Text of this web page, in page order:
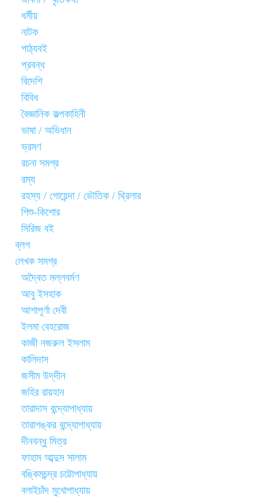
ধর্মীয়
নাটক
পাঠ্যবই
প্রবন্ধ
বিদেশি
বিবিধ
বৈজ্ঞানিক কল্পকাহিনী
ভাষা / অভিধান
ভ্রমণ
রচনা সমগ্র
রম্য
রহস্য / গোয়েন্দা / ভৌতিক / থ্রিলার
শিশু-কিশোর
সিরিজ বই
ব্লগ
লেখক সমগ্র
অদ্বৈত মল্লবর্মণ
আবু ইসহাক
আশাপূর্ণা দেবী
ইলমা বেহরোজ
কাজী নজরুল ইসলাম
কালিদাস
জসীম উদ্‌দীন
জহির রায়হান
তারাদাস বন্দ্যোপাধ্যায়
তারাশঙ্কর বন্দ্যোপাধ্যায়
দীনবন্ধু মিত্র
ফাহাম আব্দুস সালাম
বঙ্কিমচন্দ্র চট্টোপাধ্যায়
বলাইচাঁদ মুখোপাধ্যায়